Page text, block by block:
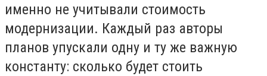
именно не учитывали стоимость
модернизации. Каждый раз авторы
планов упускали одну и ту же важную
константу: сколько будет стоить